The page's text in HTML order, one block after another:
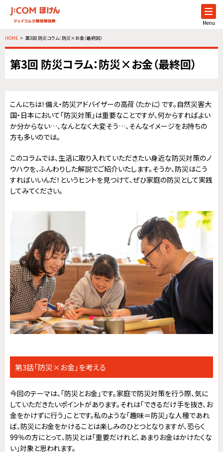
Menu
HOME 第3回 防災コラム：防災×お金（最終回）
第3回 防災コラム：防災×お金（最終回）
こんにちは！備え・防災アドバイザーの高荷（たかに）です。自然災害大
国・日本において「防災対策」は重要なことですが、何からすればよい
か分からない…、なんとなく大変そう…、そんなイメージをお持ちの
方も多いのでは。
このコラムでは、生活に取り入れていただきたい身近な防災対策のノ
ウハウを、ふんわりした解説でご紹介いたします。そうか、防災はこう
すればいいんだ！というヒントを見つけて、ぜひ家庭の防災として実践
してみてください。
第3話「防災×お金」を考える
今回のテーマは、「防災とお金」です。家庭で防災対策を行う際、気に
していただきたいポイントがあります。それは「できるだけ手を抜き、お
金をかけずに行う」ことです。私のような「趣味＝防災」な人種であれ
ば、防災にお金をかけることは楽しみのひとつとなりますが、恐らく
99％の方にとって、防災とは「重要だけれど、あまりお金はかけたくな
い」対象と思われます。